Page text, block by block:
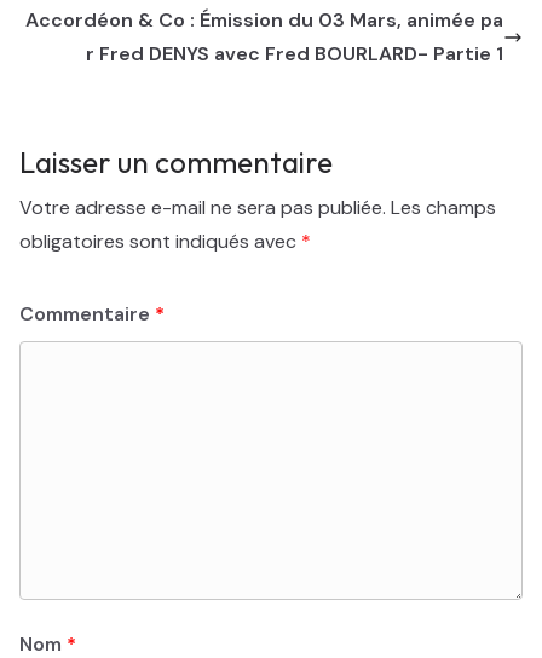
Accordéon & Co : Émission du 03 Mars, animée pa
r Fred DENYS avec Fred BOURLARD- Partie 1
Laisser un commentaire
Votre adresse e-mail ne sera pas publiée. Les champs
obligatoires sont indiqués avec *
Commentaire *
Nom *